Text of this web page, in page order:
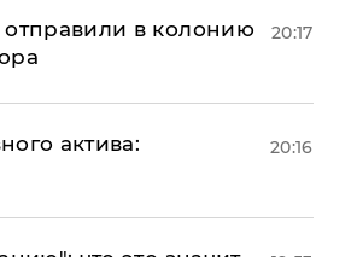
в колонию
20:17
актива:
20:16